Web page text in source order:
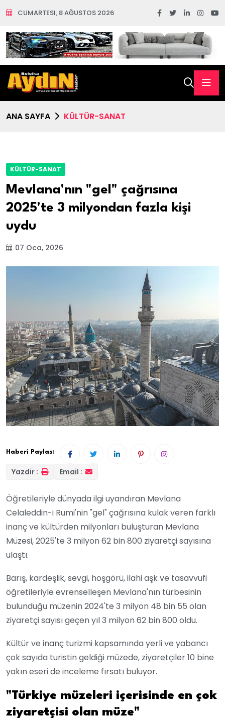
CUMARTESI, 8 AĞUSTOS 2026
ANA SAYFA KÜLTÜR-SANAT
KÜLTÜR-SANAT
Mevlana'nın "gel" çağrısına
2025'te 3 milyondan fazla kişi
uydu
07 Oca, 2026
Haberi Paylas:
Yazdir : Email :
Öğretileriyle dünyada ilgi uyandıran Mevlana
Celaleddin-i Rumi'nin "gel" çağrısına kulak veren farklı
inanç ve kültürden milyonları buluşturan Mevlana
Müzesi, 2025'te 3 milyon 62 bin 800 ziyaretçi sayısına
ulaştı.
Barış, kardeşlik, sevgi, hoşgörü, ilahi aşk ve tasavvufi
öğretileriyle evrenselleşen Mevlana'nın türbesinin
bulunduğu müzenin 2024'te 3 milyon 48 bin 55 olan
ziyaretçi sayısı geçen yıl 3 milyon 62 bin 800 oldu.
Kültür ve inanç turizmi kapsamında yerli ve yabancı
çok sayıda turistin geldiği müzede, ziyaretçiler 10 bine
yakın eseri de inceleme fırsatı buluyor.
"Türkiye müzeleri içerisinde en çok
ziyaretçisi olan müze"